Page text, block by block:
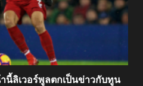
ลิเวอร์พูลตกเป็นข่าวกับทูน